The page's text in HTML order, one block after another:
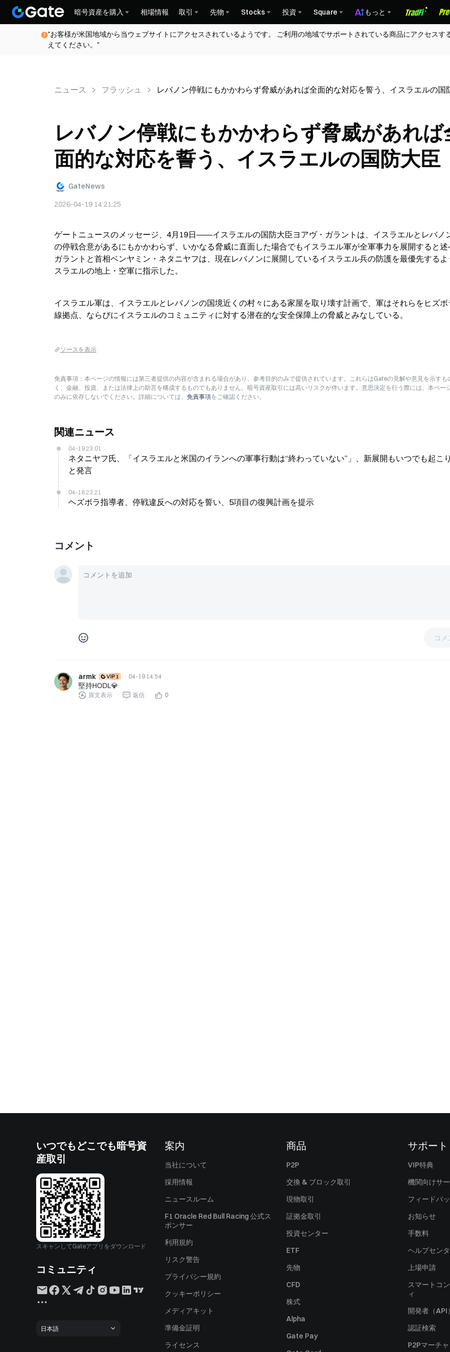
暗号資産を購入 相場情報 取引 先物 Stocks 投資 Square もっと
"お客様が米国地域から当ウェブサイトにアクセスされているようです。 ご利用の地域でサポートされている商品にアクセスす
えてください。"
ニュース フラッシュ レバノン停戦にもかかわらず脅威があれば全面的な対応を誓う、イスラエルの国
レバノン停戦にもかかわらず脅威があれば
面的な対応を誓う、イスラエルの国防大臣
GateNews
2026-04-19 14:21:25
ゲートニュースのメッセージ、4月19日――イスラエルの国防大臣ヨアヴ・ガラントは、イスラエルとレバノ
の停戦合意があるにもかかわらず、いかなる脅威に直面した場合でもイスラエル軍が全軍事力を展開すると
ガラントと首相ベンヤミン・ネタニヤフは、現在レバノンに展開しているイスラエル兵の防護を最優先する
スラエルの地上・空軍に指示した。
イスラエル軍は、イスラエルとレバノンの国境近くの村々にある家屋を取り壊す計画で、軍はそれらをヒズ
線拠点、ならびにイスラエルのコミュニティに対する潜在的な安全保障上の脅威とみなしている。
ソースを表示
免責事項：本ページの情報には第三者提供の内容が含まれる場合があり、参考目的のみで提供されています。これらはGateの見解や意見を示すも
く、金融、投資、または法律上の助言を構成するものでもありません。暗号資産取引には高いリスクが伴います。意思決定を行う際には、本ペー
のみに依存しないでください。詳細については、 免責事項をご確認ください。
関連ニュース
04-19 23:01
ネタニヤフ氏、「イスラエルと米国のイランへの軍事行動は“終わっていない”」、新展開もいつでも起こ
と発言
04-18 23:21
ヘズボラ指導者、停戦違反への対応を誓い、5項目の復興計画を提示
コメント
コ
armk · 04-19 14:54
堅持HODL💎
原文表示 返信 0
いつでもどこでも暗号資
産取引
スキャンしてGateアプリをダウンロード
コミュニティ
日本語
案内
当社について
採用情報
ニュースルーム
F1 Oracle Red Bull Racing 公式ス
ポンサー
利用規約
リスク警告
プライバシー規約
クッキーポリシー
メディアキット
準備金証明
ライセンス
商品
P2P
交換 & ブロック取引
現物取引
証拠金取引
投資センター
ETF
先物
CFD
株式
Alpha
Gate Pay
サポート
VIP特典
機関向けサ
フィードバ
お知らせ
手数料
ヘルプセン
上場申請
スマートコ
ィ
開発者（API
認証検索
P2Pマーチ